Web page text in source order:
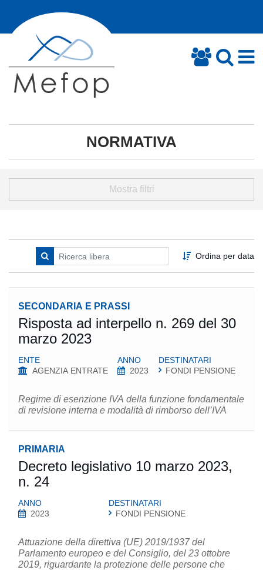
NORMATIVA
Mostra filtri
Ordina per data
SECONDARIA E PRASSI
Risposta ad interpello n. 269 del 30
marzo 2023
ENTE
AGENZIA ENTRATE
ANNO
2023
DESTINATARI
FONDI PENSIONE
Regime di esenzione IVA della funzione fondamentale
di revisione interna e modalità di rimborso dell’IVA
PRIMARIA
Decreto legislativo 10 marzo 2023,
n. 24
ANNO
2023
DESTINATARI
FONDI PENSIONE
Attuazione della direttiva (UE) 2019/1937 del
Parlamento europeo e del Consiglio, del 23 ottobre
2019, riguardante la protezione delle persone che